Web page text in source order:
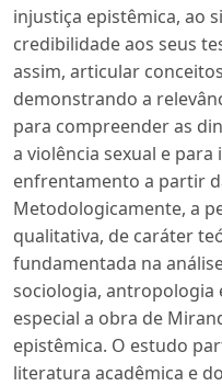
injustiça epistêmica, ao
credibilidade aos seus
assim, articular
demonstrando a
para compreender as
a violência sexual e
enfrentamento a partir
Metodologicamente, a
qualitativa, de caráter
fundamentada na
sociologia, antropologia
especial a obra de
epistêmica. O estudo
literatura acadêmica e